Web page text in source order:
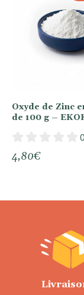
Oxyde de Zinc
de 100 g –
4,80€